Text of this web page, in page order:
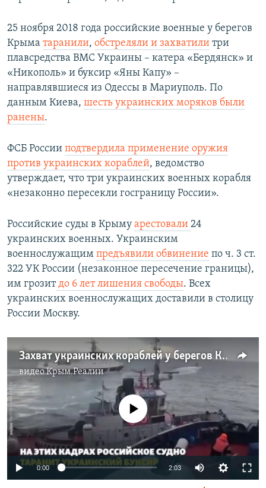
25 ноября 2018 года российские военные у берегов
Крыма таранили, обстреляли и захватили три
плавсредства ВМС Украины – катера «Бердянск» и
«Никополь» и буксир «Яны Капу» –
направлявшиеся из Одессы в Мариуполь. По
данным Киева, шесть украинских моряков были
ранены.
ФСБ России подтвердила применение оружия
против украинских кораблей, ведомство
утверждает, что три украинских военных корабля
«незаконно пересекли госграницу России».
Российские суды в Крыму арестовали 24
украинских военных. Украинским
военнослужащим предъявили обвинение по ч. 3 ст.
322 УК России (незаконное пересечение границы),
им грозитдо 6 лет лишения свободы. Всех
украинских военнослужащих доставили в столицу
России Москву.​
Захват украинских кораблей у берегов Крыма. Как это было (видео)
видеоКрым.Реалии
No media source currently available
0:00 2:03